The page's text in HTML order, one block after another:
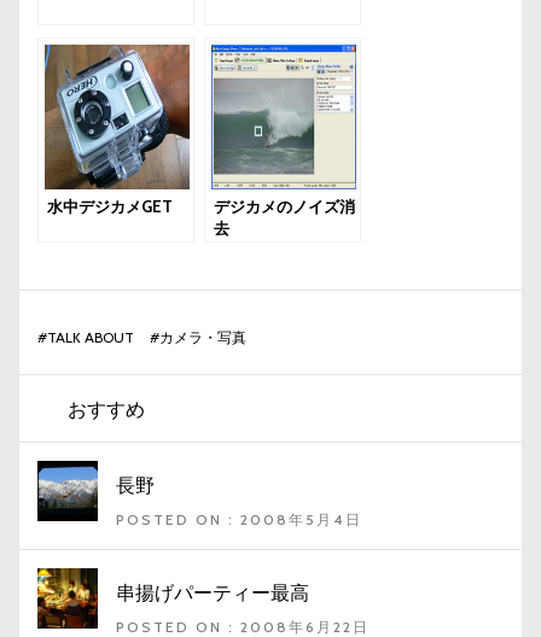
水中デジカメGET
デジカメのノイズ消
去
#TALK ABOUT #カメラ・写真
おすすめ
長野
POSTED ON : 2008年5月4日
串揚げパーティー最高
POSTED ON : 2008年6月22日